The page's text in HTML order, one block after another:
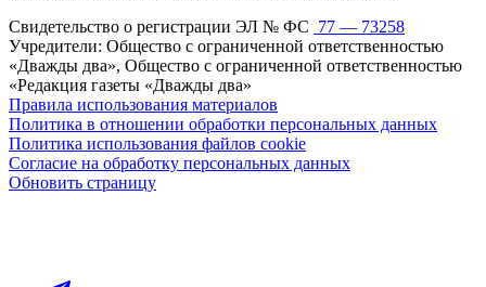
Свидетельство о регистрации ЭЛ № ФС 77 — 73258
Учредители: Общество с ограниченной ответственностью
«Дважды два», Общество с ограниченной ответственностью
«Редакция газеты «Дважды два»
Правила использования материалов
Политика в отношении обработки персональных данных
Политика использования файлов cookie
Согласие на обработку персональных данных
Обновить страницу